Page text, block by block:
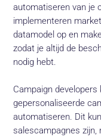
automatiseren van je
implementeren
datamodel op en
zodat je altijd de
nodig hebt.
Campaign
gepersonaliseerde
automatiseren. Dit
salescampagnes